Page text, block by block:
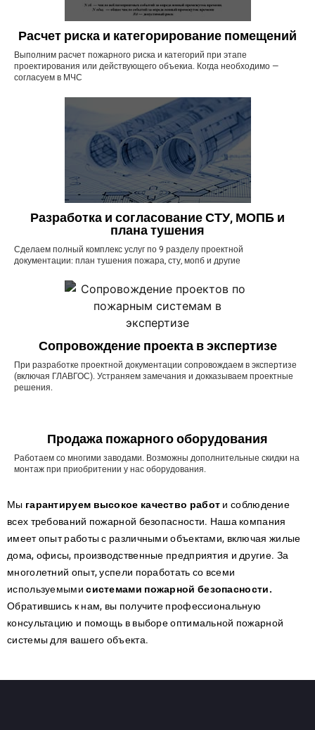
Расчет риска и категорирование помещений
Выполним расчет пожарного риска и категорий при этапе
проектирования или действующего объекиа. Когда необходимо —
согласуем в МЧС
Разработка и согласование СТУ, МОПБ и
плана тушения
Сделаем полный комплекс услуг по 9 разделу проектной
документации: план тушения пожара, сту, мопб и другие
Сопровождение проекта в экспертизе
При разработке проектной документации сопровождаем в экспертизе
(включая ГЛАВГОС). Устраняем замечания и докказываем проектные
решения.
Продажа пожарного оборудования
Работаем со многими заводами. Возможны дополнительные скидки на
монтаж при приобритении у нас оборудования.
Мы гарантируем высокое качество работ и соблюдение
всех требований пожарной безопасности. Наша компания
имеет опыт работы с различными объектами, включая жилые
дома, офисы, производственные предприятия и другие. За
многолетний опыт, успели поработать со всеми
используемымисистемами пожарной безопасности.
Обратившись к нам, вы получите профессиональную
консультацию и помощь в выборе оптимальной пожарной
системы для вашего объекта.